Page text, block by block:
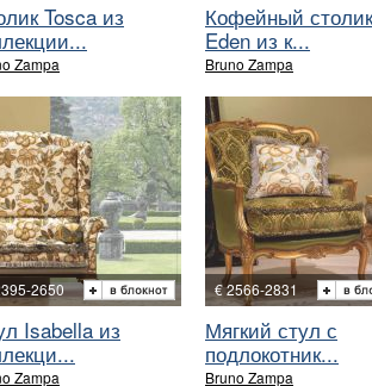
Tosca из
Zampa
Кофейный столик
Eden из к...
Bruno Zampa
2650
Isabella из
Zampa
€ 2566-2831
Мягкий стул с
подлокотник...
Bruno Zampa